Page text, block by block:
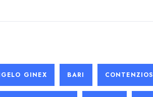
GINEX BARI